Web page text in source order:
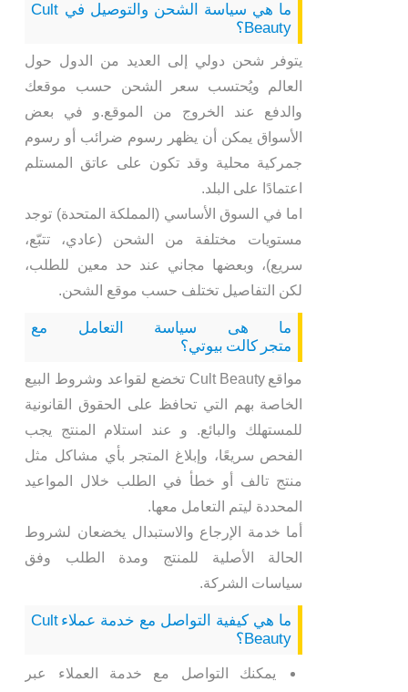
ما هي سياسة الشحن والتوصيل في Cult
Beauty؟
يتوفر شحن دولي إلى العديد من الدول حول
العالم ويُحتسب سعر الشحن حسب موقعك
والدفع عند الخروج من الموقع.و في بعض
الأسواق يمكن أن يظهر رسوم ضرائب أو رسوم
جمركية محلية وقد تكون على عاتق المستلم
اعتمادًا على البلد.
اما في السوق الأساسي (المملكة المتحدة) توجد
مستويات مختلفة من الشحن (عادي، تتبّع،
سريع)، وبعضها مجاني عند حد معين للطلب،
لكن التفاصيل تختلف حسب موقع الشحن.
ما هى سياسة التعامل مع
متجر كالت بيوتي؟
مواقع Cult Beauty تخضع لقواعد وشروط البيع
الخاصة بهم التي تحافظ على الحقوق القانونية
للمستهلك والبائع. و عند استلام المنتج يجب
الفحص سريعًا، وإبلاغ المتجر بأي مشاكل مثل
منتج تالف أو خطأ في الطلب خلال المواعيد
المحددة ليتم التعامل معها.
أما خدمة الإرجاع والاستبدال يخضعان لشروط
الحالة الأصلية للمنتج ومدة الطلب وفق
سياسات الشركة.
ما هي كيفية التواصل مع خدمة عملاء Cult
Beauty؟
يمكنك التواصل مع خدمة العملاء عبر